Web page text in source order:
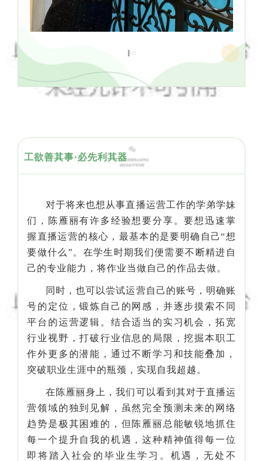
工欲善其事·必先利其器
对于将来也想从事直播运营工作的学弟学妹
们，陈雁丽有许多经验想要分享。要想迅速掌
握直播运营的核心，最基本的是要明确自己“想
要做什么”。 在学生时期我们便需要不断精进自
己的专业能力，将作业当做自己的作品去做。
同时，也可以尝试运营自己的账号，明确账
号的定位，锻炼自己的网感，并逐步摸索不同
平台的运营逻辑。结合适当的实习机会，拓宽
行业视野，打破行业信息的局限，挖掘本职工
作外更多的潜能，通过不断学习和技能叠加，
突破职业生涯中的瓶颈，实现自我超越。
在陈雁丽身上，我们可以看到其对于直播运
营领域的独到见解，虽然完全预测未来的网络
趋势是极其困难的，但陈雁丽总能敏锐地抓住
每一个提升自我的机遇，这种精神值得每一位
即将踏入社会的毕业生学习。机遇，无处不